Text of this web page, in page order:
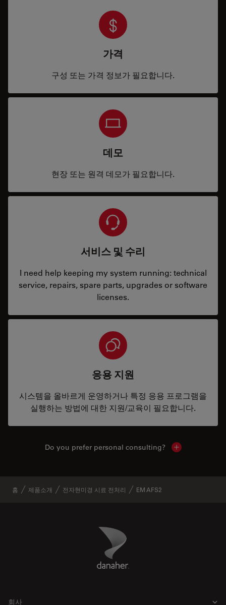
가격
구성 또는 가격 정보가 필요합니다.
데모
현장 또는 원격 데모가 필요합니다.
서비스 및 수리
I need help keeping my system running: technical
service, repairs, spare parts, upgrades or software
licenses.
응용 지원
시스템을 올바르게 운영하거나 특정 응용 프로그램을
실행하는 방법에 대한 지원/교육이 필요합니다.
Do you prefer personal consulting? Show local
홈 제품소개 전자현미경 시료 전처리 EM AFS2
Danaher Logo
회사